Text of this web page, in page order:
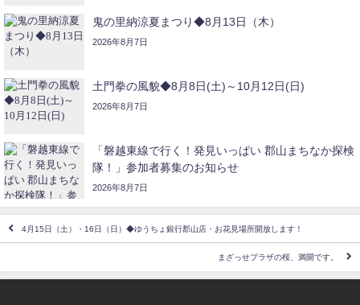
鬼の里納涼夏まつり◆8月13日（木）
2026年8月7日
土門拳の風貌◆8月8日(土)～10月12日(日)
2026年8月7日
「磐越東線で行く！発見いっぱい 郡山まちなか探検
隊！」参加者募集のお知らせ
2026年8月7日
4月15日（土）・16日（日）◆ゆうちょ銀行郡山店・お花見場所開放します！
まざっせプラザの桜、満開です。